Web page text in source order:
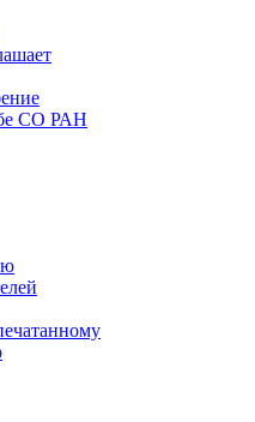
СО РАН